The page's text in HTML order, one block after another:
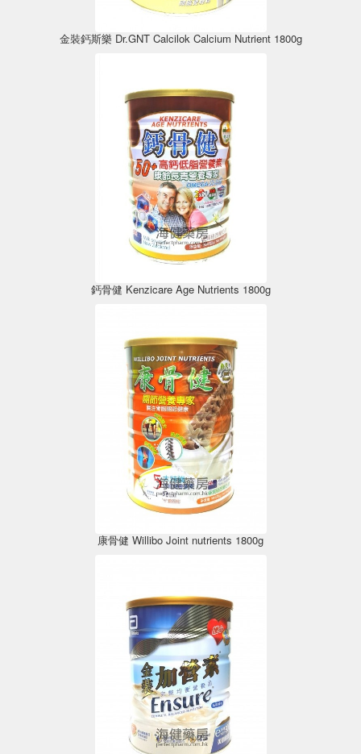
金裝鈣斯樂 Dr.GNT Calcilok Calcium Nutrient 1800g
鈣骨健 Kenzicare Age Nutrients 1800g
康骨健 Willibo Joint nutrients 1800g